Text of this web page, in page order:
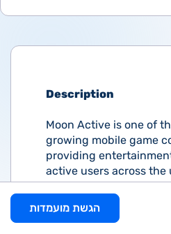
Description
Moon Active is one of
growing mobile game
providing
active users across the
company is
Tel Aviv.
הגשת מועמדות